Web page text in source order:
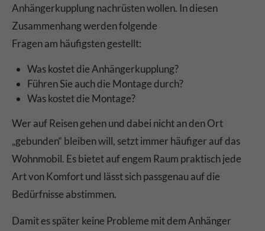
Anhängerkupplung nachrüsten wollen. In diesen
Zusammenhang werden folgende
Fragen am häufigsten gestellt:
Was kostet die Anhängerkupplung?
Führen Sie auch die Montage durch?
Was kostet die Montage?
Wer auf Reisen gehen und dabei nicht an den Ort
„gebunden“ bleiben will, setzt immer häufiger auf das
Wohnmobil. Es bietet auf engem Raum praktisch jede
Art von Komfort und lässt sich passgenau auf die
Bedürfnisse abstimmen.
Damit es später keine Probleme mit dem Anhänger